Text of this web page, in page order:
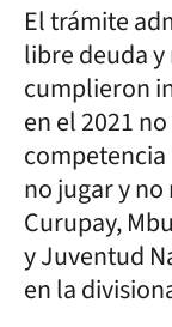
El trámite
libre deuda
cumplieron
en el 2021
no jugar y
Curupay,
y Juventud
en la